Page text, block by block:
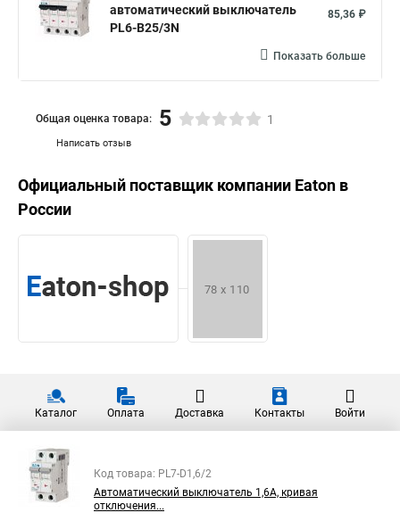
автоматический выключатель
PL6-B25/3N
85,36 ₽
Показать больше
Написать отзыв
Общая оценка товара: 5 1
Официальный поставщик компании Eaton в
России
Каталог Оплата Доставка Контакты Войти
Код товара: PL7-D1,6/2
Автоматический выключатель 1,6А, кривая
отключения...